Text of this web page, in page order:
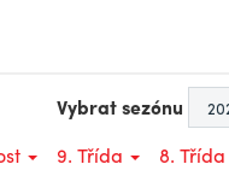
Vybrat sezónu
9. Třída
8. Třída